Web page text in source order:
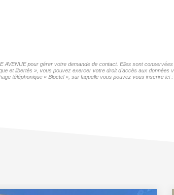
pour gérer votre demande de contact. Elles sont
et libertés », vous pouvez exercer votre droit d'accès aux données
téléphonique « Bloctel », sur laquelle vous pouvez vous inscrire ici :